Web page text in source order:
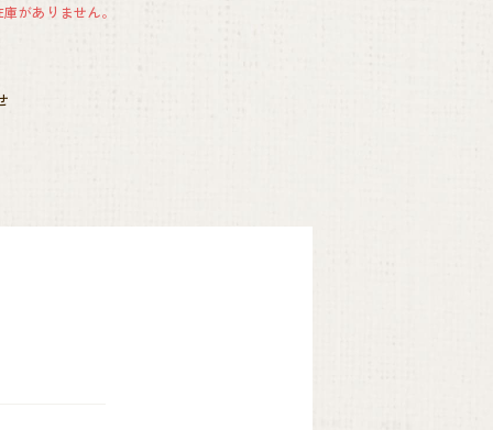
がありません。